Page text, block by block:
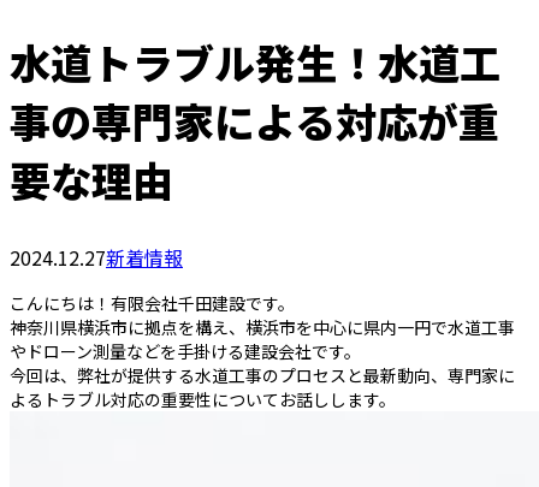
水道トラブル発生！水道工
事の専門家による対応が重
要な理由
2024.12.27新着情報
こんにちは！有限会社千田建設です。
神奈川県横浜市に拠点を構え、横浜市を中心に県内一円で水道工事
やドローン測量などを手掛ける建設会社です。
今回は、弊社が提供する水道工事のプロセスと最新動向、専門家に
よるトラブル対応の重要性についてお話しします。